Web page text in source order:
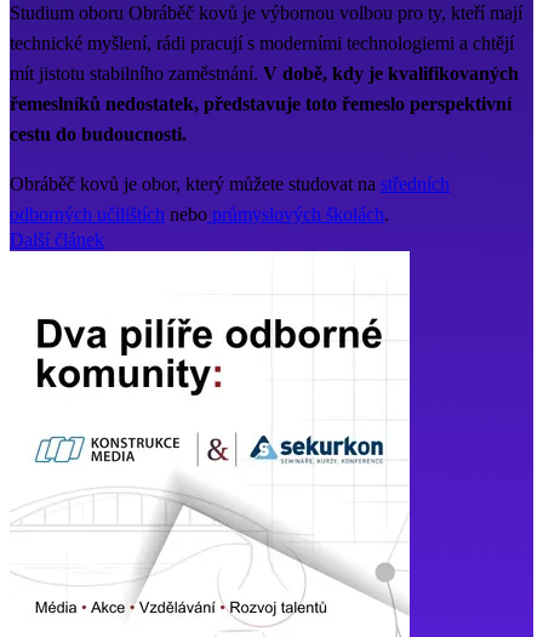
Studium oboru Obráběč kovů je výbornou volbou pro ty, kteří mají
technické myšlení, rádi pracují s moderními technologiemi a chtějí
mít jistotu stabilního zaměstnání. V době, kdy je kvalifikovaných
řemeslníků nedostatek, představuje toto řemeslo perspektivní
cestu do budoucnosti.
Obráběč kovů je obor, který můžete studovat na středních
odborných učilištích nebo průmyslových školách.
Další článek